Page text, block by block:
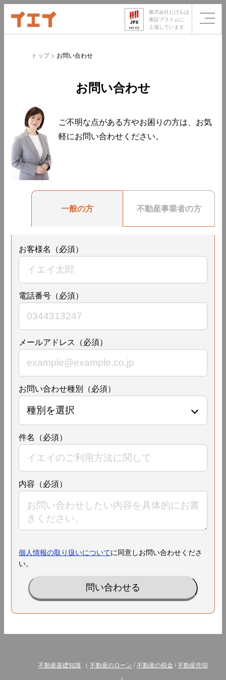
株式会社じげんは
東証プライムに
上場しています
トップ お問い合わせ
お問い合わせ
ご不明な点がある方やお困りの方は、お気
軽にお問い合わせください。
一般の方 不動産事業者の方
お客様名（必須）
電話番号（必須）
メールアドレス（必須）
お問い合わせ種別（必須）
件名（必須）
内容（必須）
個人情報の取り扱いについてに同意しお問い合わせくださ
い。
不動産基礎知識 （ 不動産のローン /不動産の税金 /不動産売却